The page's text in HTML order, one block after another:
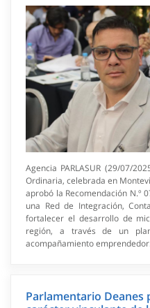
Agencia PARLASUR (29/07/
Ordinaria, celebrada en
aprobó la Recomendación N.º
una Red de Integración,
fortalecer el desarrollo de
región, a través de un
acompañamiento
Parlamentario